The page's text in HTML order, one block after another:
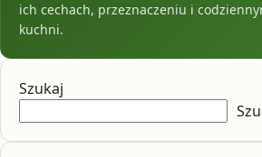
ich cechach, przeznaczeniu i
kuchni.
Szukaj